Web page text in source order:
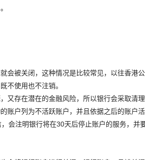
会被关闭，这种情况是比较常见，以往香港
不使用也不注销。
又存在潜在的金融风险，所以银行会采取清理
账户列为不活跃账户，并且依据之后的账户
会注明银行将在30天后停止账户的服务，并